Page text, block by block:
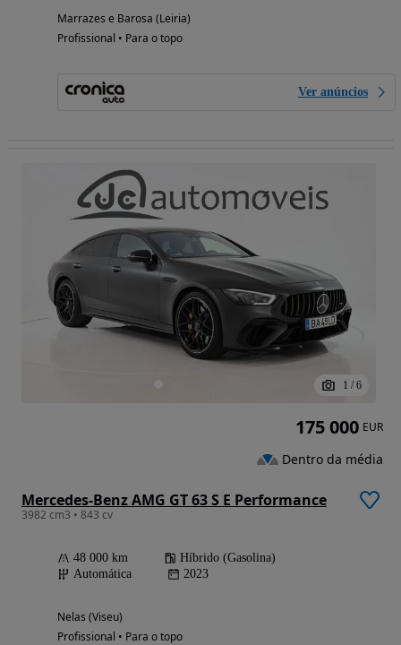
Marrazes e Barosa (Leiria)
Profissional • Para o topo
Ver anúncios
1 / 6
Mercedes-Benz AMG GT 63 S E Performance
3982 cm3 • 843 cv
48 000 km
Híbrido (Gasolina)
Automática
2023
Nelas (Viseu)
Profissional • Para o topo
175 000 EUR
Dentro da média